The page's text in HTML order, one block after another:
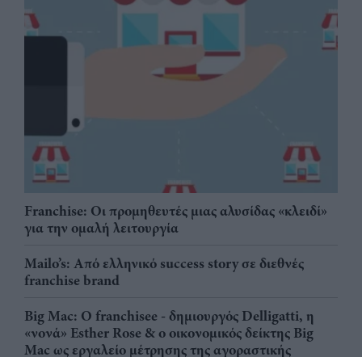
Franchise: Οι προμηθευτές μιας αλυσίδας «κλειδί»
για την ομαλή λειτουργία
Mailo’s: Από ελληνικό success story σε διεθνές
franchise brand
Big Mac: Ο franchisee - δημιουργός Delligatti, η
«νονά» Esther Rose & ο οικονομικός δείκτης Big
Mac ως εργαλείο μέτρησης της αγοραστικής